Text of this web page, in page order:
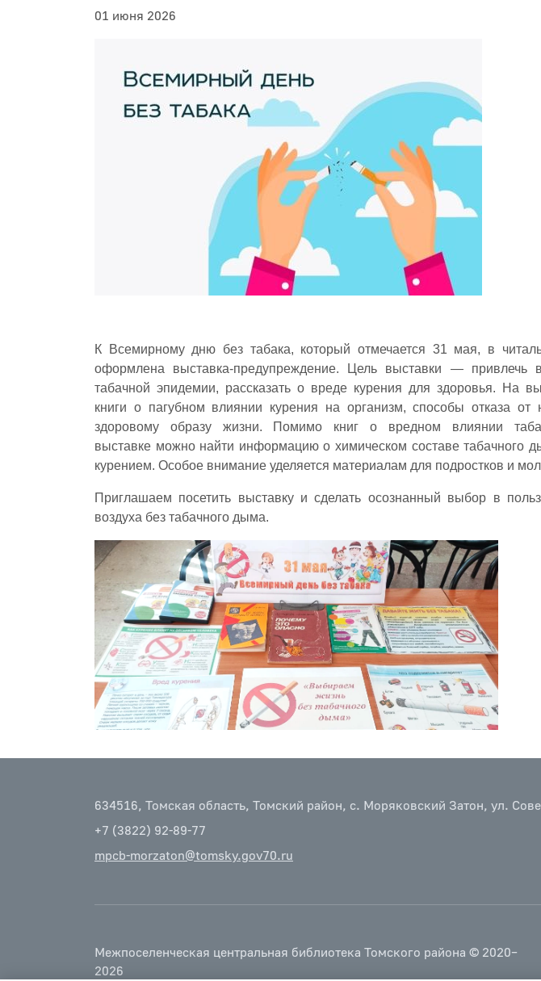
01 июня 2026
К Всемирному дню без табака, который отмечается 31 мая, в
оформлена выставка-предупреждение. Цель выставки — привлечь
табачной эпидемии, рассказать о вреде курения для здоровья. На
книги о пагубном влиянии курения на организм, способы отказа от
здоровому образу жизни. Помимо книг о вредном влиянии
выставке можно найти информацию о химическом составе табачного
курением. Особое внимание уделяется материалам для подростков и
Приглашаем посетить выставку и сделать осознанный выбор в
воздуха без табачного дыма.
634516, Томская область, Томский район, с. Моряковский Затон, ул.
+7 (3822) 92-89-77
mpcb-morzaton@tomsky.gov70.ru
Межпоселенческая центральная библиотека Томского района © 2020–
2026